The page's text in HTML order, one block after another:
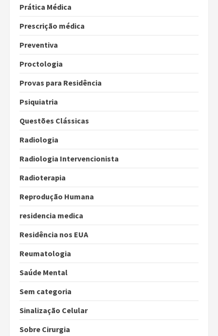
Prática Médica
Prescrição médica
Preventiva
Proctologia
Provas para Residência
Psiquiatria
Questões Clássicas
Radiologia
Radiologia Intervencionista
Radioterapia
Reprodução Humana
residencia medica
Residência nos EUA
Reumatologia
Saúde Mental
Sem categoria
Sinalização Celular
Sobre Cirurgia